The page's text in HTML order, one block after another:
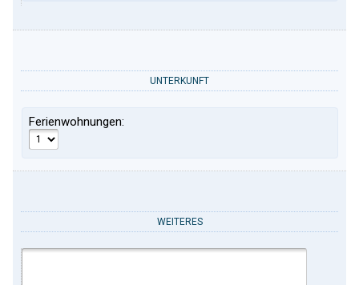
UNTERKUNFT
Ferienwohnungen:
WEITERES